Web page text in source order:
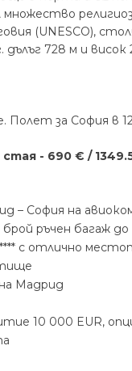
множество
(UNESCO),
728 м и
за София в
- 690 € /
– София на
ръчен багаж
с отлично
Мадрид
10 000 EUR,